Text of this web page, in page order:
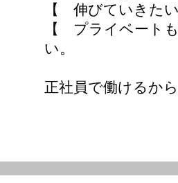
【 伸びていきた
【 プライベート
い。
正社員で働けるか